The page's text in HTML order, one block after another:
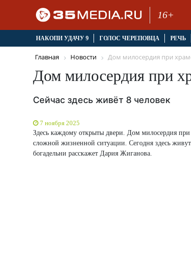
16+
НАКОПИ УДАЧУ 9 ГОЛОС ЧЕРЕПОВЦА РЕЧЬ
Главная Новости Дом милосердия при
Дом милосердия при
Сейчас здесь живёт 8 человек
7 ноября 2025
Здесь каждому открыты двери. Дом милосердия
сложной жизненной ситуации. Сегодня здесь
богадельни расскажет Дария Жиганова.